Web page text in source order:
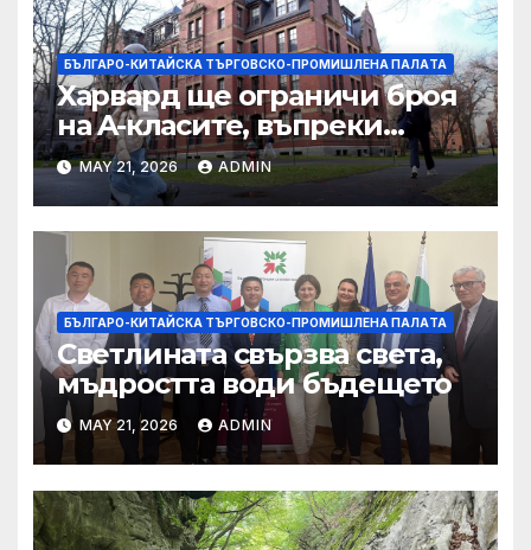
БЪЛГАРО-КИТАЙСКА ТЪРГОВСКО-ПРОМИШЛЕНА ПАЛAТА
Харвард ще ограничи броя
на A-класите, въпреки
силната съпротива на
студентите
MAY 21, 2026 ADMIN
БЪЛГАРО-КИТАЙСКА ТЪРГОВСКО-ПРОМИШЛЕНА ПАЛAТА
Светлината свързва света,
мъдростта води бъдещето
MAY 21, 2026 ADMIN